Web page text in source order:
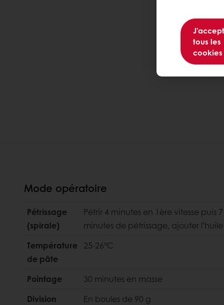
Mode opératoire
Pétrissage
(spirale)
Pétrir 4 minutes en 1ère vitesse puis
minutes de pétrissage, ajouter l’huile
Température
de pâte
25-26°C
Pointage
30 minutes en masse
Division
En boules de 90 g
tous les
cookies